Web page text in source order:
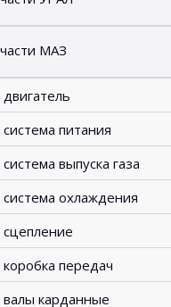
МАЗ
питания
выпуска газа
система охлаждения
сцепление
передач
валы карданные